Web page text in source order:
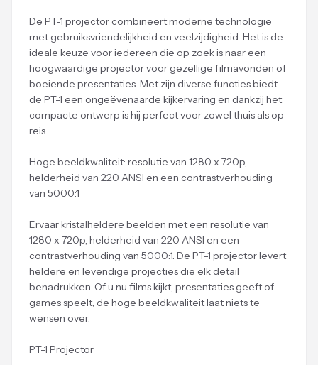
De PT-1 projector combineert moderne technologie
met gebruiksvriendelijkheid en veelzijdigheid. Het is de
ideale keuze voor iedereen die op zoek is naar een
hoogwaardige projector voor gezellige filmavonden of
boeiende presentaties. Met zijn diverse functies biedt
de PT-1 een ongeëvenaarde kijkervaring en dankzij het
compacte ontwerp is hij perfect voor zowel thuis als op
reis.
Hoge beeldkwaliteit: resolutie van 1280 x 720p,
helderheid van 220 ANSI en een contrastverhouding
van 5000:1
Ervaar kristalheldere beelden met een resolutie van
1280 x 720p, helderheid van 220 ANSI en een
contrastverhouding van 5000:1. De PT-1 projector levert
heldere en levendige projecties die elk detail
benadrukken. Of u nu films kijkt, presentaties geeft of
games speelt, de hoge beeldkwaliteit laat niets te
wensen over.
PT-1 Projector